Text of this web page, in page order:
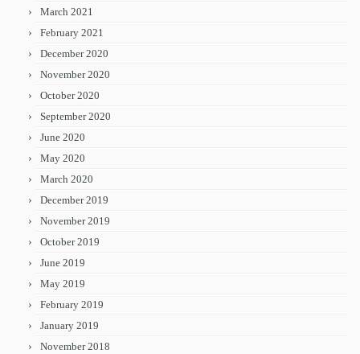
March 2021
February 2021
December 2020
November 2020
October 2020
September 2020
June 2020
May 2020
March 2020
December 2019
November 2019
October 2019
June 2019
May 2019
February 2019
January 2019
November 2018